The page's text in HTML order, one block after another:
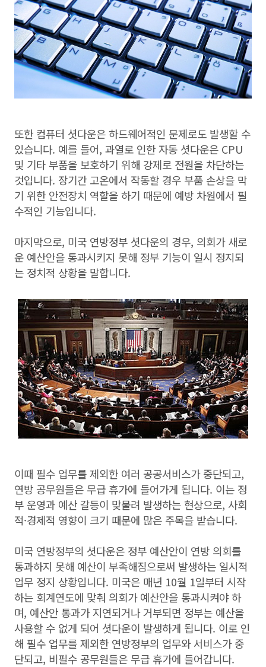
또한 컴퓨터 셧다운은 하드웨어적인 문제로도 발생할 수
있습니다. 예를 들어, 과열로 인한 자동 셧다운은 CPU
및 기타 부품을 보호하기 위해 강제로 전원을 차단하는
것입니다. 장기간 고온에서 작동할 경우 부품 손상을 막
기 위한 안전장치 역할을 하기 때문에 예방 차원에서 필
수적인 기능입니다.
마지막으로, 미국 연방정부 셧다운의 경우, 의회가 새로
운 예산안을 통과시키지 못해 정부 기능이 일시 정지되
는 정치적 상황을 말합니다.
이때 필수 업무를 제외한 여러 공공서비스가 중단되고,
연방 공무원들은 무급 휴가에 들어가게 됩니다. 이는 정
부 운영과 예산 갈등이 맞물려 발생하는 현상으로, 사회
적·경제적 영향이 크기 때문에 많은 주목을 받습니다.
미국 연방정부의 셧다운은 정부 예산안이 연방 의회를
통과하지 못해 예산이 부족해짐으로써 발생하는 일시적
업무 정지 상황입니다. 미국은 매년 10월 1일부터 시작
하는 회계연도에 맞춰 의회가 예산안을 통과시켜야 하
며, 예산안 통과가 지연되거나 거부되면 정부는 예산을
사용할 수 없게 되어 셧다운이 발생하게 됩니다. 이로 인
해 필수 업무를 제외한 연방정부의 업무와 서비스가 중
단되고, 비필수 공무원들은 무급 휴가에 들어갑니다.